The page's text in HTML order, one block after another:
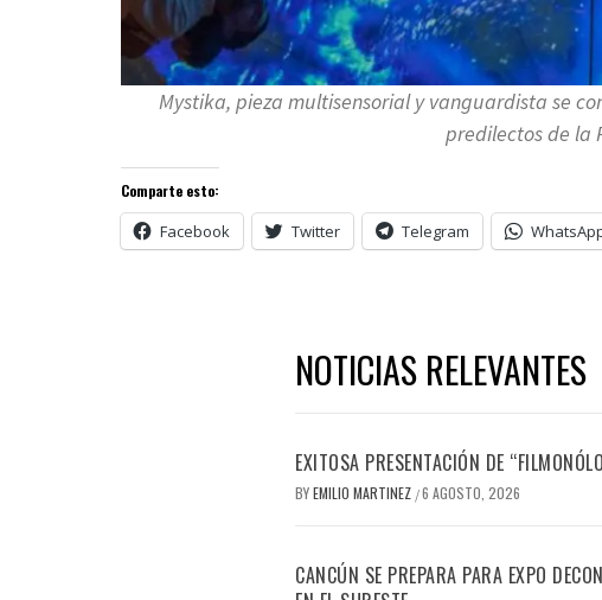
Mystika, pieza multisensorial y vanguardista se
predilectos de la
Comparte esto:
Facebook Twitter Telegram
NOTICIAS RELEVANTES
EXITOSA PRESENTACIÓN DE
BYEMILIO MARTINEZ /6 AGOSTO, 2026
CANCÚN SE PREPARA PARA EXPO